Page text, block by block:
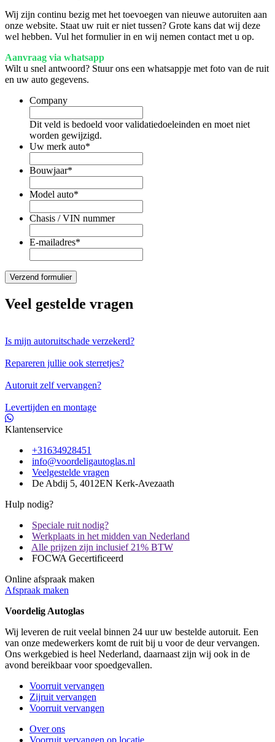
Wij zijn continu bezig met het toevoegen van nieuwe autoruiten aan
onze website. Staat uw ruit er niet tussen? Grote kans dat wij deze
wel hebben. Vul het formulier in en wij nemen contact met u op.
Aanvraag via whatsapp
Wilt u snel antwoord? Stuur ons een whatsappje met foto van de ruit
en uw auto gegevens.
Company
Dit veld is bedoeld voor validatiedoeleinden en moet niet
worden gewijzigd.
Uw merk auto*
Bouwjaar*
Model auto*
Chasis / VIN nummer
E-mailadres*
Veel gestelde vragen
Is mijn autoruitschade verzekerd?
Repareren jullie ook sterretjes?
Autoruit zelf vervangen?
Levertijden en montage
Klantenservice
+31634928451
info@voordeligautoglas.nl
Veelgestelde vragen
De Abdij 5, 4012EN Kerk-Avezaath
Hulp nodig?
Speciale ruit nodig?
Werkplaats in het midden van Nederland
Alle prijzen zijn inclusief 21% BTW
FOCWA Gecertificeerd
Online afspraak maken
Afspraak maken
Voordelig Autoglas
Wij leveren de ruit veelal binnen 24 uur uw bestelde autoruit. Een
van onze medewerkers komt de ruit bij u voor de deur vervangen.
Ons werkgebied is heel Nederland, daarnaast zijn wij ook in de
avond bereikbaar voor spoedgevallen.
Voorruit vervangen
Zijruit vervangen
Voorruit vervangen
Over ons